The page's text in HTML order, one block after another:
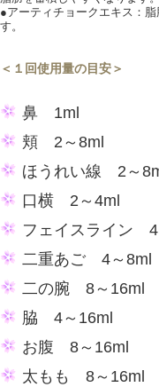
●アーティチョークエキス：
す。
＜１回使用量の目安＞
鼻 1ml
頬 2～8ml
ほうれい線 2～
口横 2～4ml
フェイスライン 4
二重あご 4～8ml
二の腕 8～16ml
脇 4～16ml
お腹 8～16ml
太もも 8～16ml